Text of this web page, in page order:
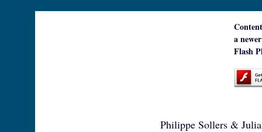
a
Flash
Philippe Sollers &